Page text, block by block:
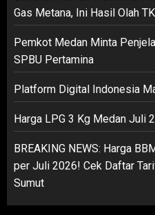
Gas Metana, Ini Hasil Olah
Pemkot Medan Minta
SPBU Pertamina
Platform Digital Indonesia
Harga LPG 3 Kg Medan Juli
BREAKING NEWS: Harga
per Juli 2026! Cek Daftar
Sumut